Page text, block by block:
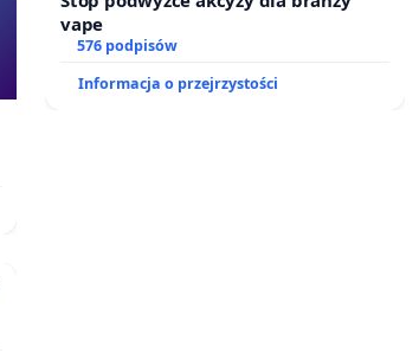
vape
576 podpisów
Informacja o przejrzystości